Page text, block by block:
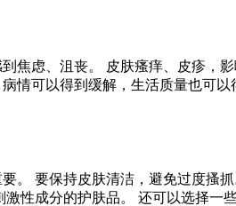
焦虑、沮丧。 皮肤瘙痒、皮疹，
情可以得到缓解，生活质量也可
。 要保持皮肤清洁，避免过度搔
激性成分的护肤品。 还可以选择